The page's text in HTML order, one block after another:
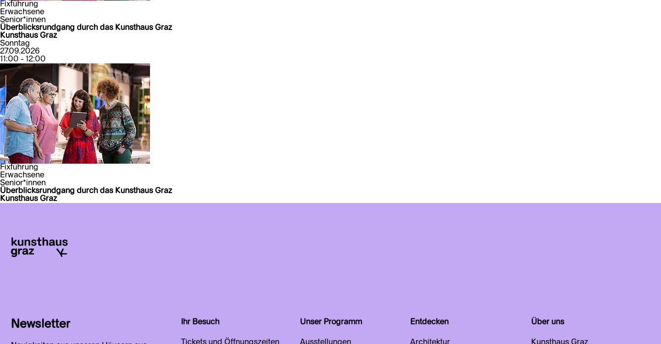
Fixführung
Erwachsene
Senior*innen
Überblicksrundgang durch das Kunsthaus Graz
Kunsthaus Graz
Sonntag
27.09.2026
11:00 - 12:00
Fixführung
Erwachsene
Senior*innen
Überblicksrundgang durch das Kunsthaus Graz
Kunsthaus Graz
Newsletter Ihr Besuch Unser Programm Entdecken Über uns